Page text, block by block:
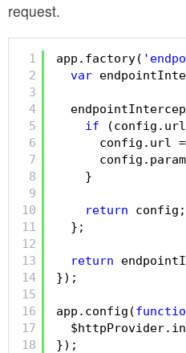
request.
1
2
3
4
5
6
7
8
9
10
11
12
13
14
15
16
17
18
app.factory(
var
if
(config.url
config.url =
}
return
config;
};
return
});
app.config(
});